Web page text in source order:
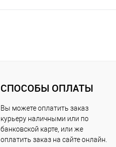
СПОСОБЫ ОПЛАТЫ
Вы можете оплатить заказ
курьеру наличными или по
банковской карте, или же
оплатить заказ на сайте онлайн.